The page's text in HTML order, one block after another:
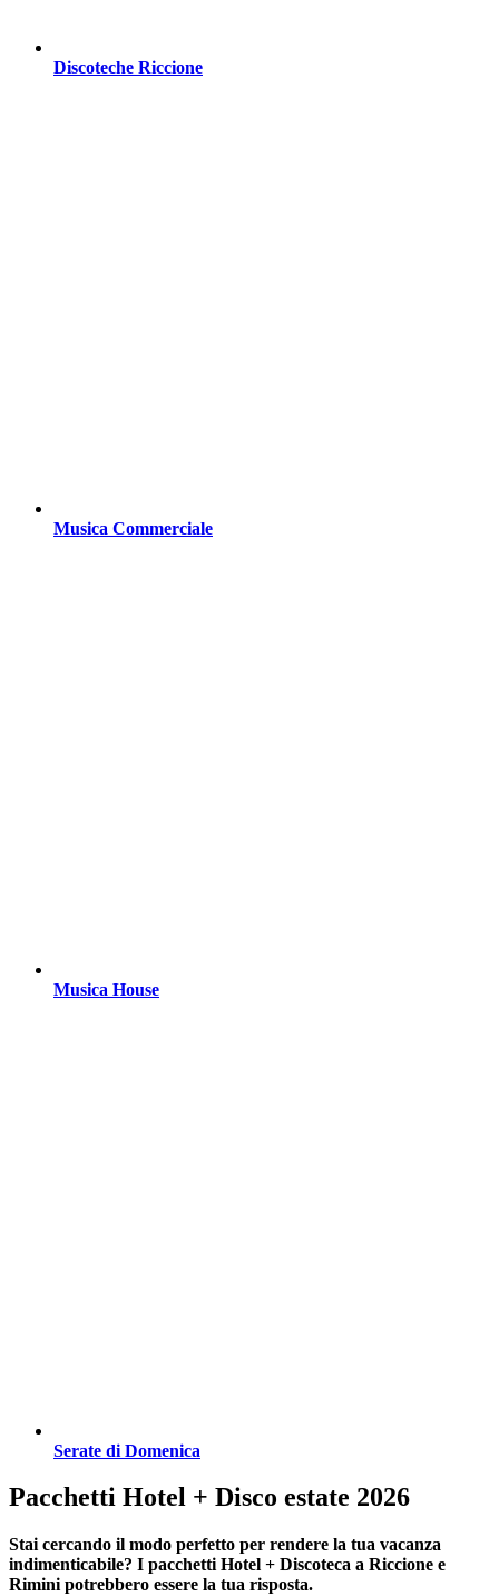
Discoteche Riccione
Musica Commerciale
Musica House
Serate di Domenica
Pacchetti Hotel + Disco estate 2026
Stai cercando il modo perfetto per rendere la tua vacanza
indimenticabile? I pacchetti Hotel + Discoteca a Riccione e
Rimini potrebbero essere la tua risposta.